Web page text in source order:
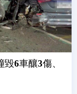
6車釀3傷、